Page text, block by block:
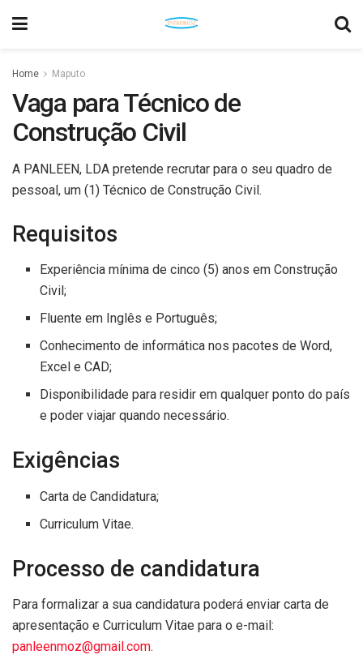
Home Maputo
Vaga para Técnico de
Construção Civil
A PANLEEN, LDA pretende recrutar para o seu quadro de
pessoal, um (1) Técnico de Construção Civil.
Requisitos
Experiência mínima de cinco (5) anos em Construção
Civil;
Fluente em Inglês e Português;
Conhecimento de informática nos pacotes de Word,
Excel e CAD;
Disponibilidade para residir em qualquer ponto do país
e poder viajar quando necessário.
Exigências
Carta de Candidatura;
Curriculum Vitae.
Processo de candidatura
Para formalizar a sua candidatura poderá enviar carta de
apresentação e Curriculum Vitae para o e-mail:
panleenmoz@gmail.com.